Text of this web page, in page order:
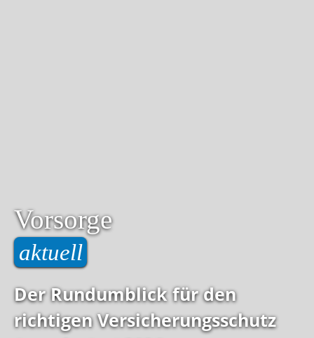
Vorsorge
aktuell
Der Rundumblick für den
richtigen Versicherungsschutz